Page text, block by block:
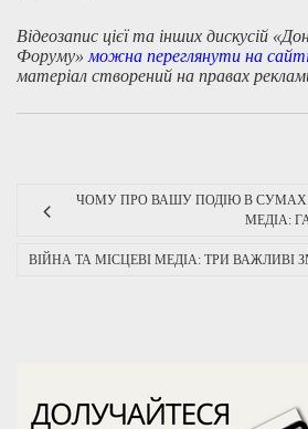
Відеозапис цієї та інших дискусій
Форуму» можна переглянути на
матеріал створений на правах
ЧОМУ ПРО ВАШУ ПОДІЮ В СУМАХ
МЕДІА:
ВІЙНА ТА МІСЦЕВІ МЕДІА: ТРИ ВАЖЛИВІ